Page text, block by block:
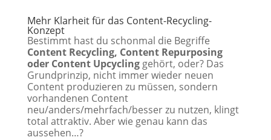
Mehr Klarheit für das Content-Recycling-
Konzept
Bestimmt hast du schonmal die Begriffe
Content Recycling, Content Repurposing
oder Content Upcycling gehört, oder? Das
Grundprinzip, nicht immer wieder neuen
Content produzieren zu müssen, sondern
vorhandenen Content
neu/anders/mehrfach/besser zu nutzen, klingt
total attraktiv. Aber wie genau kann das
aussehen…?